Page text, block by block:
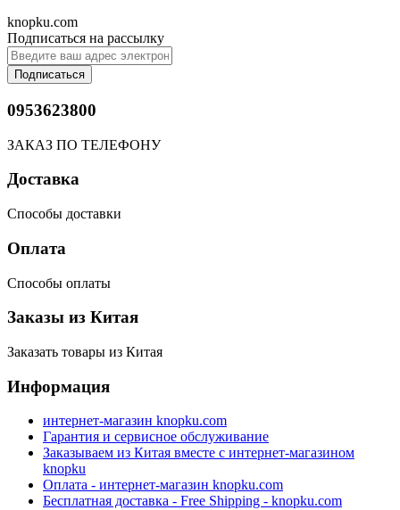
knopku.com
Подписаться на рассылку
Подписаться
0953623800
ЗАКАЗ ПО ТЕЛЕФОНУ
Доставка
Способы доставки
Оплата
Способы оплаты
Заказы из Китая
Заказать товары из Китая
Информация
интернет-магазин knopku.com
Гарантия и сервисное обслуживание
Заказываем из Китая вместе с интернет-магазином
knopku
Оплата - интернет-магазин knopku.com
Бесплатная доставка - Free Shipping - knopku.com